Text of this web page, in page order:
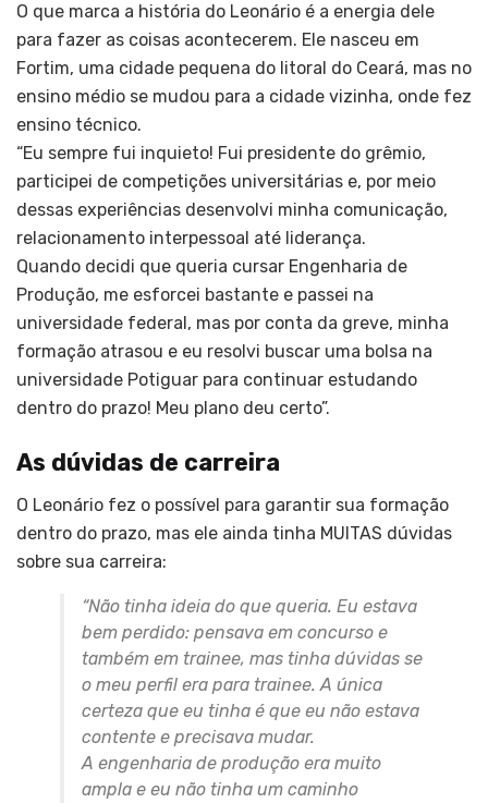
O que marca a história do Leonário é a energia dele
para fazer as coisas acontecerem. Ele nasceu em
Fortim, uma cidade pequena do litoral do Ceará, mas no
ensino médio se mudou para a cidade vizinha, onde fez
ensino técnico.
“Eu sempre fui inquieto! Fui presidente do grêmio,
participei de competições universitárias e, por meio
dessas experiências desenvolvi minha comunicação,
relacionamento interpessoal até liderança.
Quando decidi que queria cursar Engenharia de
Produção, me esforcei bastante e passei na
universidade federal, mas por conta da greve, minha
formação atrasou e eu resolvi buscar uma bolsa na
universidade Potiguar para continuar estudando
dentro do prazo! Meu plano deu certo”.
As dúvidas de carreira
O Leonário fez o possível para garantir sua formação
dentro do prazo, mas ele ainda tinha MUITAS dúvidas
sobre sua carreira:
“Não tinha ideia do que queria. Eu estava
bem perdido: pensava em concurso e
também em trainee, mas tinha dúvidas se
o meu perfil era para trainee. A única
certeza que eu tinha é que eu não estava
contente e precisava mudar.
A engenharia de produção era muito
ampla e eu não tinha um caminho